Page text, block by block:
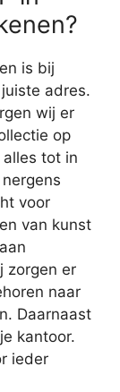
is bij
adres.
wij er
op
tot in
voor
van kunst
zorgen er
naar
Daarnaast
kantoor.
ieder